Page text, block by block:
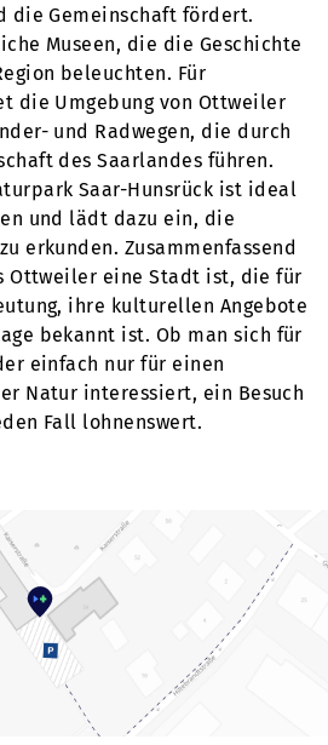
die Gemeinschaft fördert.
Museen, die die Geschichte
beleuchten. Für
die Umgebung von Ottweiler
und Radwegen, die durch
des Saarlandes führen.
Saar-Hunsrück ist ideal
und lädt dazu ein, die
erkunden. Zusammenfassend
Ottweiler eine Stadt ist, die für
ihre kulturellen Angebote
bekannt ist. Ob man sich für
einfach nur für einen
Natur interessiert, ein Besuch
Fall lohnenswert.